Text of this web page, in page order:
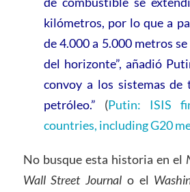
kilómetros, por lo que a
de 4.000 a 5.000 metros
del horizonte”, añadió
convoy a los sistemas de
petróleo.” (Putin: ISIS
countries, including G20
No busque esta historia en el
Wall Street Journal o el